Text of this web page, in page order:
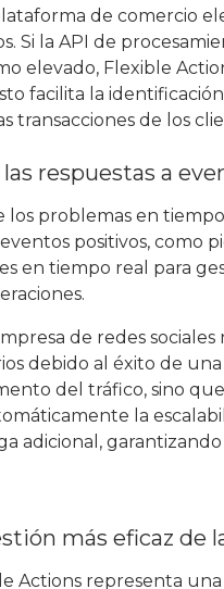
de comercio
Si la API de
elevado, Flexible
facilita la
transacciones de los
respuestas a
los problemas en
positivos, como
en tiempo real para
de redes
debido al éxito de
del tráfico, sino
la
adicional,
más eficaz de
Actions representa